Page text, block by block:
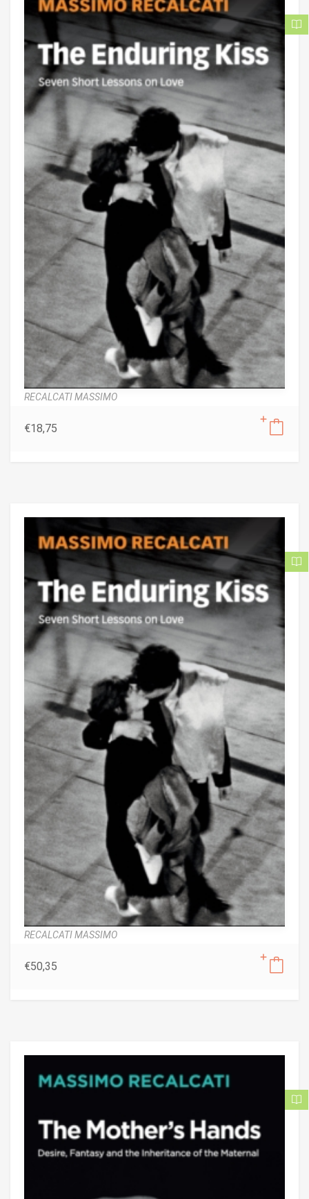
RECALCATI MASSIMO
€18,75
RECALCATI MASSIMO
€50,35